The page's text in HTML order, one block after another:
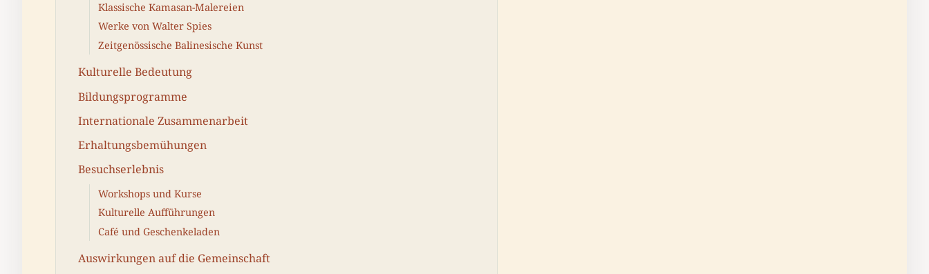
Klassische Kamasan-Malereien
Werke von Walter Spies
Zeitgenössische Balinesische Kunst
Kulturelle Bedeutung
Bildungsprogramme
Internationale Zusammenarbeit
Erhaltungsbemühungen
Besuchserlebnis
Workshops und Kurse
Kulturelle Aufführungen
Café und Geschenkeladen
Auswirkungen auf die Gemeinschaft